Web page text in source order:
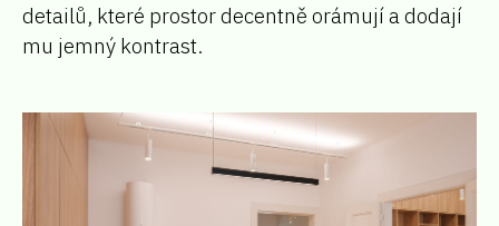
detailů, které prostor decentně orámují a dodají
mu jemný kontrast.